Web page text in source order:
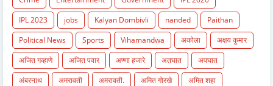
IPL 2023
jobs Kalyan Dombivli nanded
Paithan
Political News
Sports Vihamandwa अकोला
अक्षय कुमार
अजित गव्हाणे
अजित पवार अण्णा हजारे अतघात
अपघात
अंबरनाथ
अमरावती अमरावती. अमित गोरखे
अमित शहा